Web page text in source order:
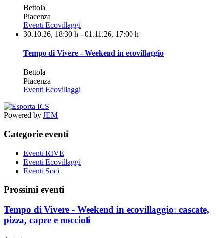
Bettola
Piacenza
Eventi Ecovillaggi
30.10.26, 18:30 h - 01.11.26, 17:00 h
Tempo di Vivere - Weekend in ecovillaggio
Bettola
Piacenza
Eventi Ecovillaggi
Powered by JEM
Categorie eventi
Eventi RIVE
Eventi Ecovillaggi
Eventi Soci
Prossimi eventi
Tempo di Vivere - Weekend in ecovillaggio: cascate,
pizza, capre e noccioli